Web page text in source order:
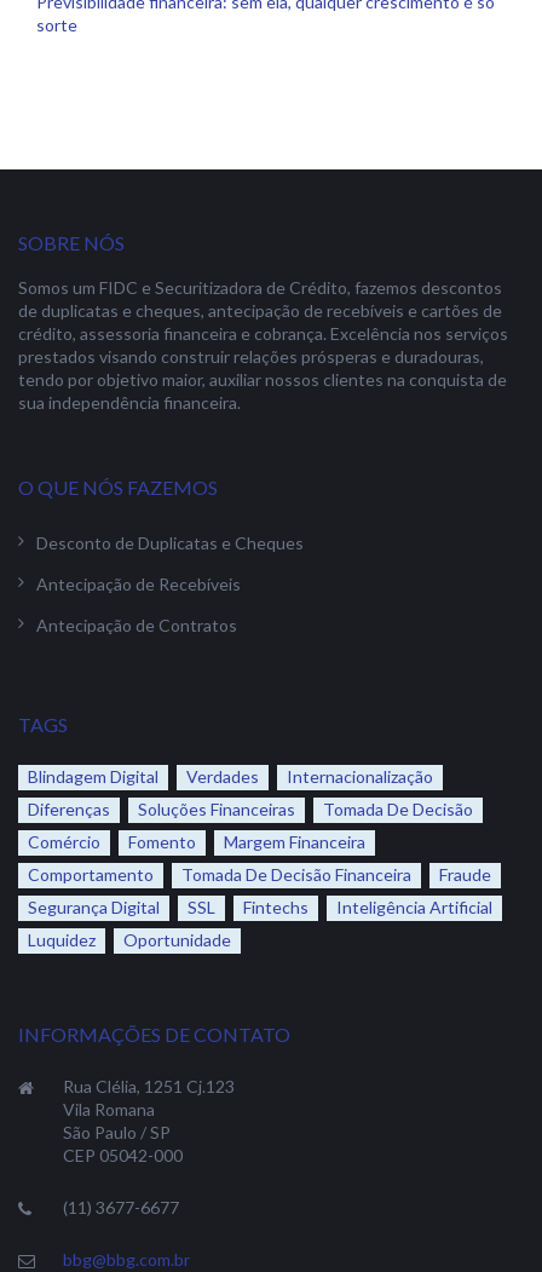
sorte
SOBRE NÓS
Somos um FIDC e Securitizadora de Crédito, fazemos descontos
de duplicatas e cheques, antecipação de recebíveis e cartões de
crédito, assessoria financeira e cobrança. Excelência nos serviços
prestados visando construir relações prósperas e duradouras,
tendo por objetivo maior, auxiliar nossos clientes na conquista de
sua independência financeira.
O QUE NÓS FAZEMOS
Desconto de Duplicatas e Cheques
Antecipação de Recebíveis
Antecipação de Contratos
TAGS
Blindagem Digital Verdades
Internacionalização
Diferenças
Soluções Financeiras
Tomada De Decisão
Comércio
Fomento
Margem Financeira
Comportamento
Tomada De Decisão Financeira
Fraude
Segurança Digital
SSL Fintechs
Inteligência Artificial
Luquidez
Oportunidade
INFORMAÇÕES DE CONTATO
Rua Clélia, 1251 Cj.123
Vila Romana
São Paulo / SP
CEP 05042-000
(11) 3677-6677
bbg@bbg.com.br